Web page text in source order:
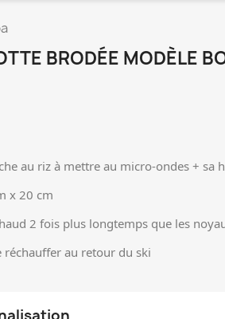
BRODÉE MODÈLE
au riz à mettre au micro-ondes + sa
x 20 cm
2 fois plus longtemps que les
réchauffer au retour du ski